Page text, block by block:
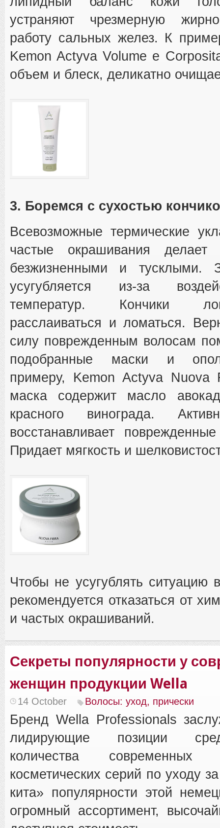
устраняют чрезмерную
работу сальных желез. К
Kemon Actyva Volume e
объем и блеск, деликатно
3. Боремся с сухостью
Всевозможные термические
частые окрашивания
безжизненными и тусклыми.
усугубляется из-за
температур. Кончики
расслаиваться и ломаться.
силу поврежденным волосам
подобранные маски и
примеру, Kemon Actyva Nuova
маска содержит масло
красного винограда.
восстанавливает
Придает мягкость и
Чтобы не усугублять ситуацию
рекомендуется отказаться от
и частых окрашиваний.
Секреты популярности у
женщин продукции Wella
14 October Волосы: уход, прически
Бренд Wella Professionals
лидирующие позиции
количества современных
косметических серий по уходу
кита» популярности этой
огромный ассортимент,